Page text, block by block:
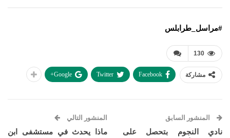
#مراسل_طرابلس
130
مشاركة Facebook
Twitter
Google+
المنشور السابق
نادي النجوم بتحصل على
المنشور التالي
ماذا يحدث في مستشفى ابن